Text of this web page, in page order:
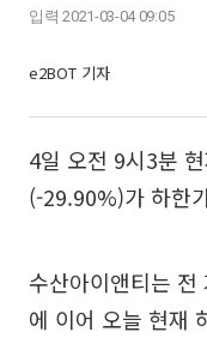
입력 2021-03-04 09:05
e2BOT 기자
4일 오전 9시3분
(-29.90%)가 하한
수산아이앤티는
에 이어 오늘 현재